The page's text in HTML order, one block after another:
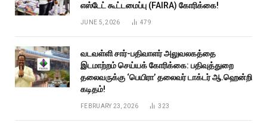
எஸ்டேட் கூட்டமைப்பு (FAIRA) கோரிக்கை!
JUNE 5, 2026 479
வடவள்ளி சார்-பதிவாளர் அலுவலகத்தை
இடமாற்றம் செய்யக் கோரிக்கை: பதிவுத்துறை
தலைவருக்கு ‘பெயிரா’ தலைவர் டாக்டர் ஆ.ஹென்றி
கடிதம்!
FEBRUARY 23, 2026 323